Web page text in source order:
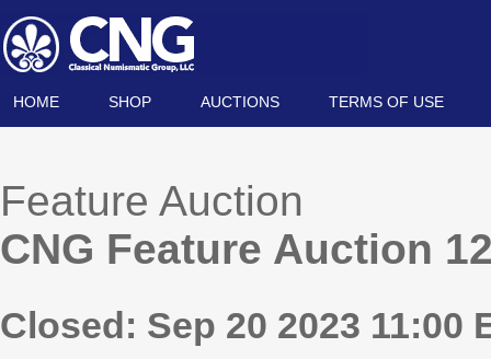
HOME SHOP AUCTIONS TERMS OF USE
Feature Auction
CNG Feature Auction
Closed: Sep 20 2023 11:00